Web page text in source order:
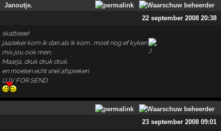
Janoutje.
22 september 2008 20:38
skattieee!
jaazeker kom ik dan als ik kom.. moet nog ef kyken
mis jou ook men..
Maarja, druk druk druk.
en moeten echt snel afspreken
LUV FOR SEND.
23 september 2008 09:01